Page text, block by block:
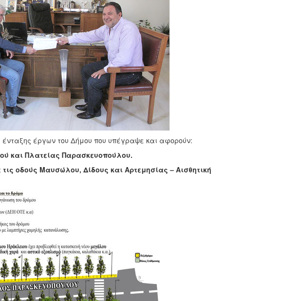
έργων του Δήμου που υπέγραψε και αφορούν:
και Πλατείας Παρασκευοπούλου.
οδούς Μαυσώλου, Δίδους και Αρτεμησίας – Αισθητική